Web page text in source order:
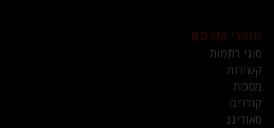
מוצרי BDSM
סוגי רתמות
קשירות
מסכות
קולרים
סאודינג